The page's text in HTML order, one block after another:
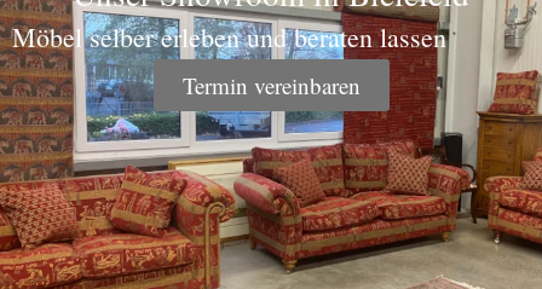
Möbel selber erleben und beraten lassen
Termin vereinbaren